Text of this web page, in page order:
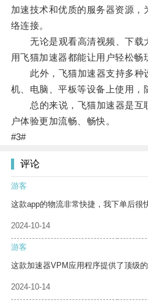
加速技术和优质的服务器资源，
络连接。
无论是观看高清视频、下载
用飞猫加速器都能让用户轻松畅
此外，飞猫加速器支持多种
机、电脑、平板等设备上使用，
总的来说，飞猫加速器是互
户体验更加流畅、畅快。
#3#
评论
游客
这款app的物流非常快捷，我下单后很
2024-10-14
游客
这款加速器VPM应用程序提供了顶级的
2024-10-14